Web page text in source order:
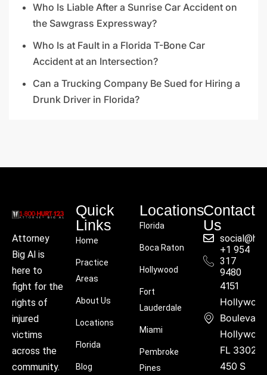
Who Is Liable After a Sunrise Car Accident on
the Sawgrass Expressway?
Who Is at Fault in a Florida T-Bone Car
Accident at an Intersection?
Can a Trucking Company Be Sued for Hiring a
Drunk Driver in Florida?
Attorney
Big Al is
here to
fight for the
rights of
injured
victims
across the
community.
Quick
Links
Home
Practice
Areas
About Us
Locations
Florida
Blog
Locations
Florida
Boca Raton
Hollywood
Fort
Lauderdale
Miami
Pembroke
Pines
Contact
Us
+1 954
317
9480
4151
Boulevard,
FL 33021
450 S